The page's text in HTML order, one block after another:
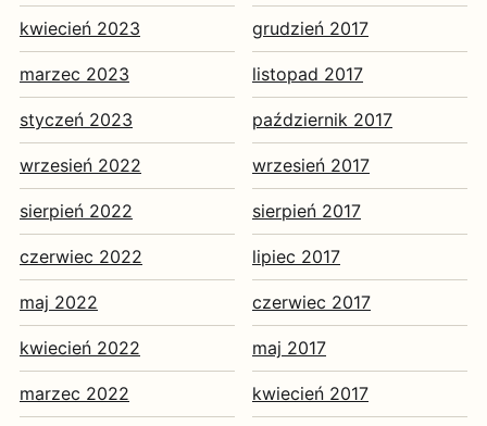
kwiecień 2023
marzec 2023
styczeń 2023
wrzesień 2022
sierpień 2022
czerwiec 2022
maj 2022
kwiecień 2022
marzec 2022
grudzień 2017
listopad 2017
październik 2017
wrzesień 2017
sierpień 2017
lipiec 2017
czerwiec 2017
maj 2017
kwiecień 2017